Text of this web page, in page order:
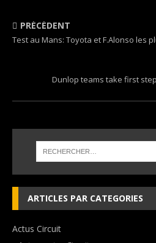
PRÉCÉDENT
Test au Mans: Toyota et F.Alonso les
Dunlop teams take first
ARTICLES PAR CATEGORIES
Actus Circuit